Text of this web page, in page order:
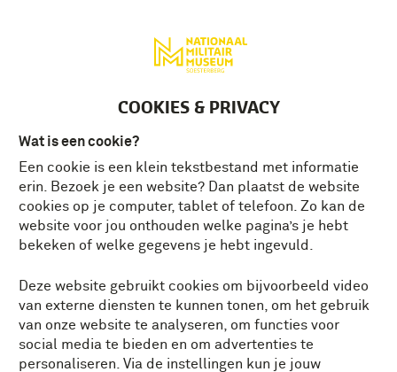
COOKIES & PRIVACY
Wat is een cookie?
Een cookie is een klein tekstbestand met informatie
erin. Bezoek je een website? Dan plaatst de website
cookies op je computer, tablet of telefoon. Zo kan de
website voor jou onthouden welke pagina’s je hebt
bekeken of welke gegevens je hebt ingevuld.
Deze website gebruikt cookies om bijvoorbeeld video
van externe diensten te kunnen tonen, om het gebruik
van onze website te analyseren, om functies voor
social media te bieden en om advertenties te
personaliseren. Via de instellingen kun je jouw
AFSCHEID CHINOOK CH-
47D
Woensdag 22 december landde de Chinook
Soesterberg, de plek waar het allemaal
begon. Een bijzondere dag, ook voor de
bemanning, die hiermee na 25 jaar trouwe
dienst afscheid nam van hun ‘werkpaard’.